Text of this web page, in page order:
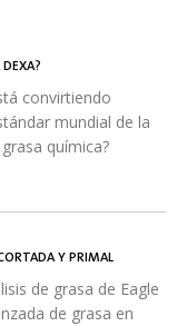
convirtiendo
mundial de la
química?
Y PRIMAL
de grasa de Eagle
de grasa en